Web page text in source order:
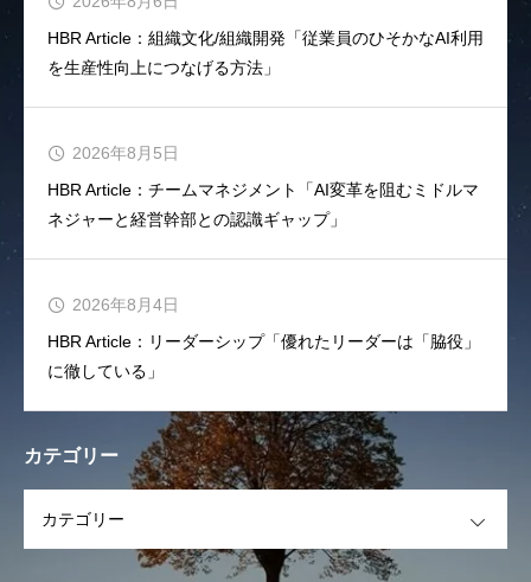
HBR Article：組織文化/組織開発「従業員のひそかなAI利用
を生産性向上につなげる方法」
HBR Article：チームマネジメント「AI変革を阻むミドルマ
ネジャーと経営幹部との認識ギャップ」
2026年8月5日
HBR Article：リーダーシップ「優れたリーダーは「脇役」
に徹している」
2026年8月4日
カテゴリー